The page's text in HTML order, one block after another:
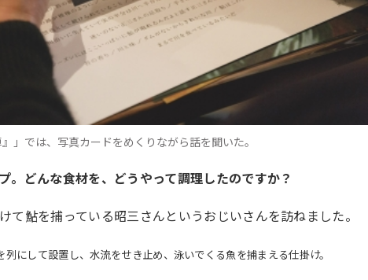
」では、写真カードをめくりながら話を聞いた。
。どんな食材を、どうやって調理したのですか？
て鮎を捕っている昭三さんというおじいさんを訪ねました。
にして設置し、水流をせき止め、泳いでくる魚を捕まえる仕掛け。